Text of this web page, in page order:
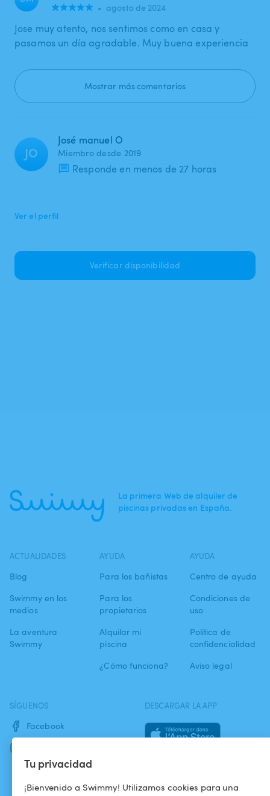
Tu privacidad
¡Bienvenido a Swimmy! Utilizamos cookies para una
• agosto de 2024
Jose muy atento, nos sentimos como en casa y
pasamos un día agradable. Muy buena experiencia
Mostrar más comentarios
JO
José manuel O
Miembro desde 2019
Responde en menos de 27 horas
Ver el perfil
Verificar disponibilidad
La primera Web de alquiler de
piscinas privadas en España.
ACTUALIDADES
Blog
Swimmy en los
medios
La aventura
Swimmy
AYUDA
Para los bañistas
Para los
propietarios
Alquilar mi
piscina
¿Cómo funciona?
AYUDA
Centro de ayuda
Condiciones de
uso
Política de
confidencialidad
Aviso legal
SÍGUENOS
Facebook
DESCARGAR LA APP